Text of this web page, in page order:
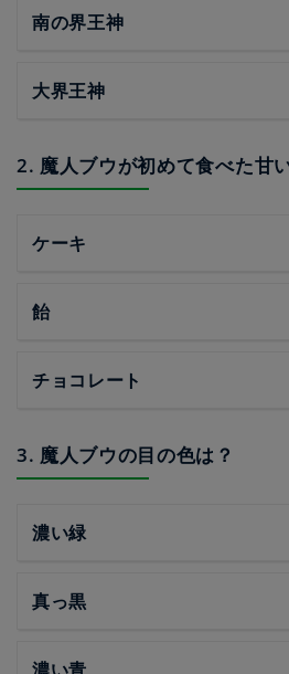
南の界王神
大界王神
2. 魔人ブウが初めて食べた甘
ケーキ
飴
チョコレート
3. 魔人ブウの目の色は？
濃い緑
真っ黒